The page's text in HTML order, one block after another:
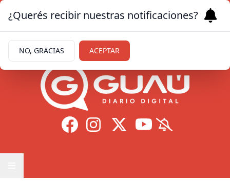
11.7ºc | Formosa
¿Querés recibir nuestras notificaciones?
NO, GRACIAS ACEPTAR